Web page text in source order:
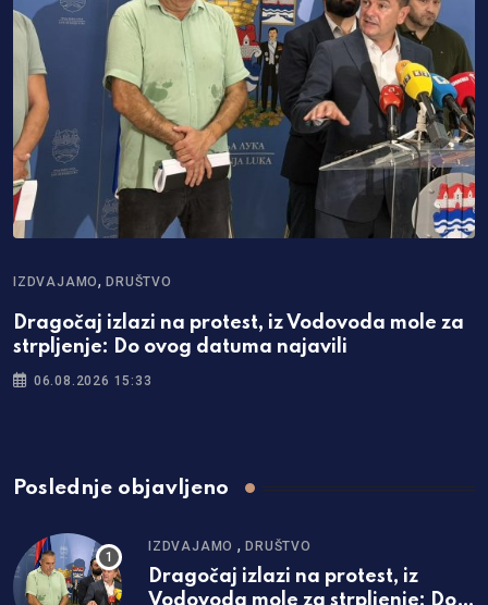
IZDVAJAMO,DRUŠTVO
Dragočaj izlazi na protest, iz Vodovoda mole za
strpljenje: Do ovog datuma najavili
06.08.2026 15:33
Poslednje objavljeno
IZDVAJAMO ,DRUŠTVO
Dragočaj izlazi na protest, iz
Vodovoda mole za strpljenje: Do